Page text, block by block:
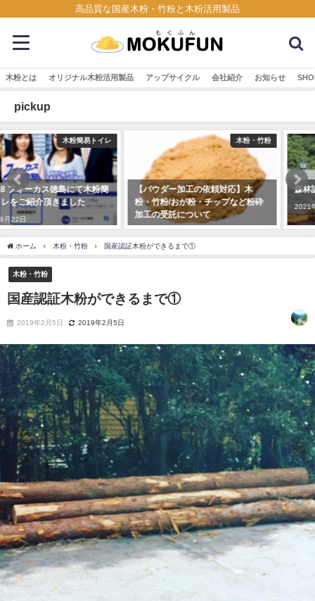
高品質な国産木粉・竹粉と木粉活用製品
木粉とは オリジナル木粉活用製品 アップサイクル 会社紹介 お知らせ
pickup
【パウダー加工の依頼対応】木
粉・竹粉/おが粉・チップなど粉砕
加工の受託について
木粉・竹粉
森林認証材の加工 丸太の皮むき
2021年8月15日
ホーム 木粉・竹粉 国産認証木粉ができるまで①
木粉・竹粉
国産認証木粉ができるまで①
2019年2月5日 2019年2月5日